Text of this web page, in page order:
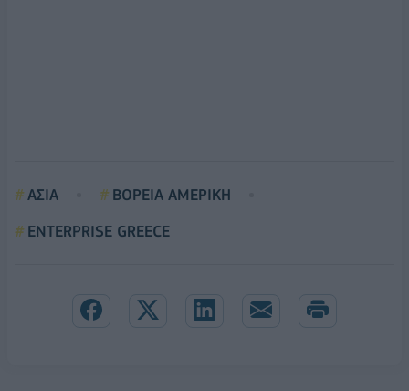
ΑΣΙΑ
ΒΟΡΕΙΑ ΑΜΕΡΙΚΗ
ENTERPRISE GREECE